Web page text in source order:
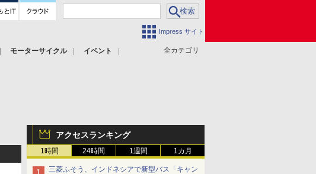
Impress サイト
全カテゴリ
モーターサイクル
イベント
アクセスランキング
1時間 24時間 1週間 1カ月
三菱ふそう、インドネシアで新型バス「キャン